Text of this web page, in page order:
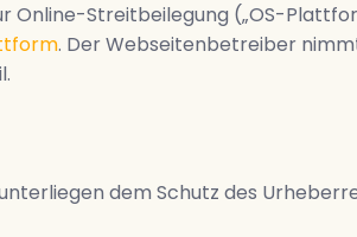
Online-Streitbeilegung („OS-
. Der Webseitenbetreiber
dem Schutz des